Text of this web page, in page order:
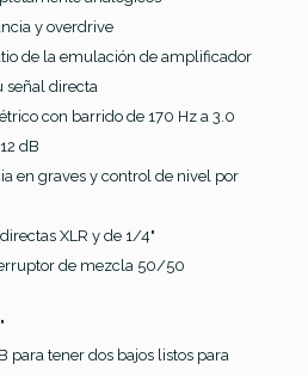
y overdrive
de la emulación de amplificador
señal directa
con barrido de 170 Hz a 3.0
dB
en graves y control de nivel por
XLR y de 1/4"
de mezcla 50/50
tener dos bajos listos para